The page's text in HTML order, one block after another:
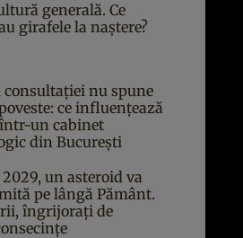
generală. Ce
girafele la naștere?
consultației nu spune
ce influențează
un cabinet
din București
un asteroid va
pe lângă Pământ.
îngrijorați de